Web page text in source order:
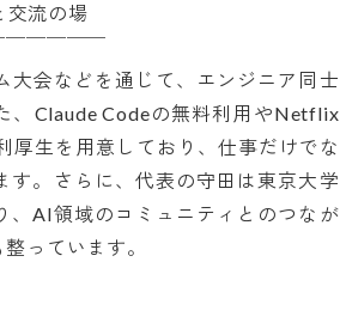
交流の場
￣￣￣￣
会などを通じて、エンジニア同士
、Claude Codeの無料利用やNetflix
厚生を用意しており、仕事だけでな
す。さらに、代表の守田は東京大学
、AI領域のコミュニティとのつなが
っています。